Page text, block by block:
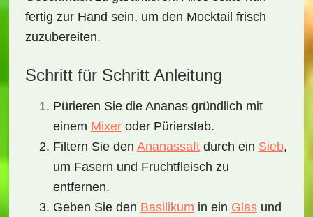
fertig zur Hand sein, um den Mocktail frisch
zuzubereiten.
Schritt für Schritt Anleitung
Pürieren Sie die Ananas gründlich mit
einem Mixeroder Pürierstab.
Filtern Sie den Ananassaftdurch ein Sieb,
um Fasern und Fruchtfleisch zu
entfernen.
Geben Sie den Basilikum in ein Glasund